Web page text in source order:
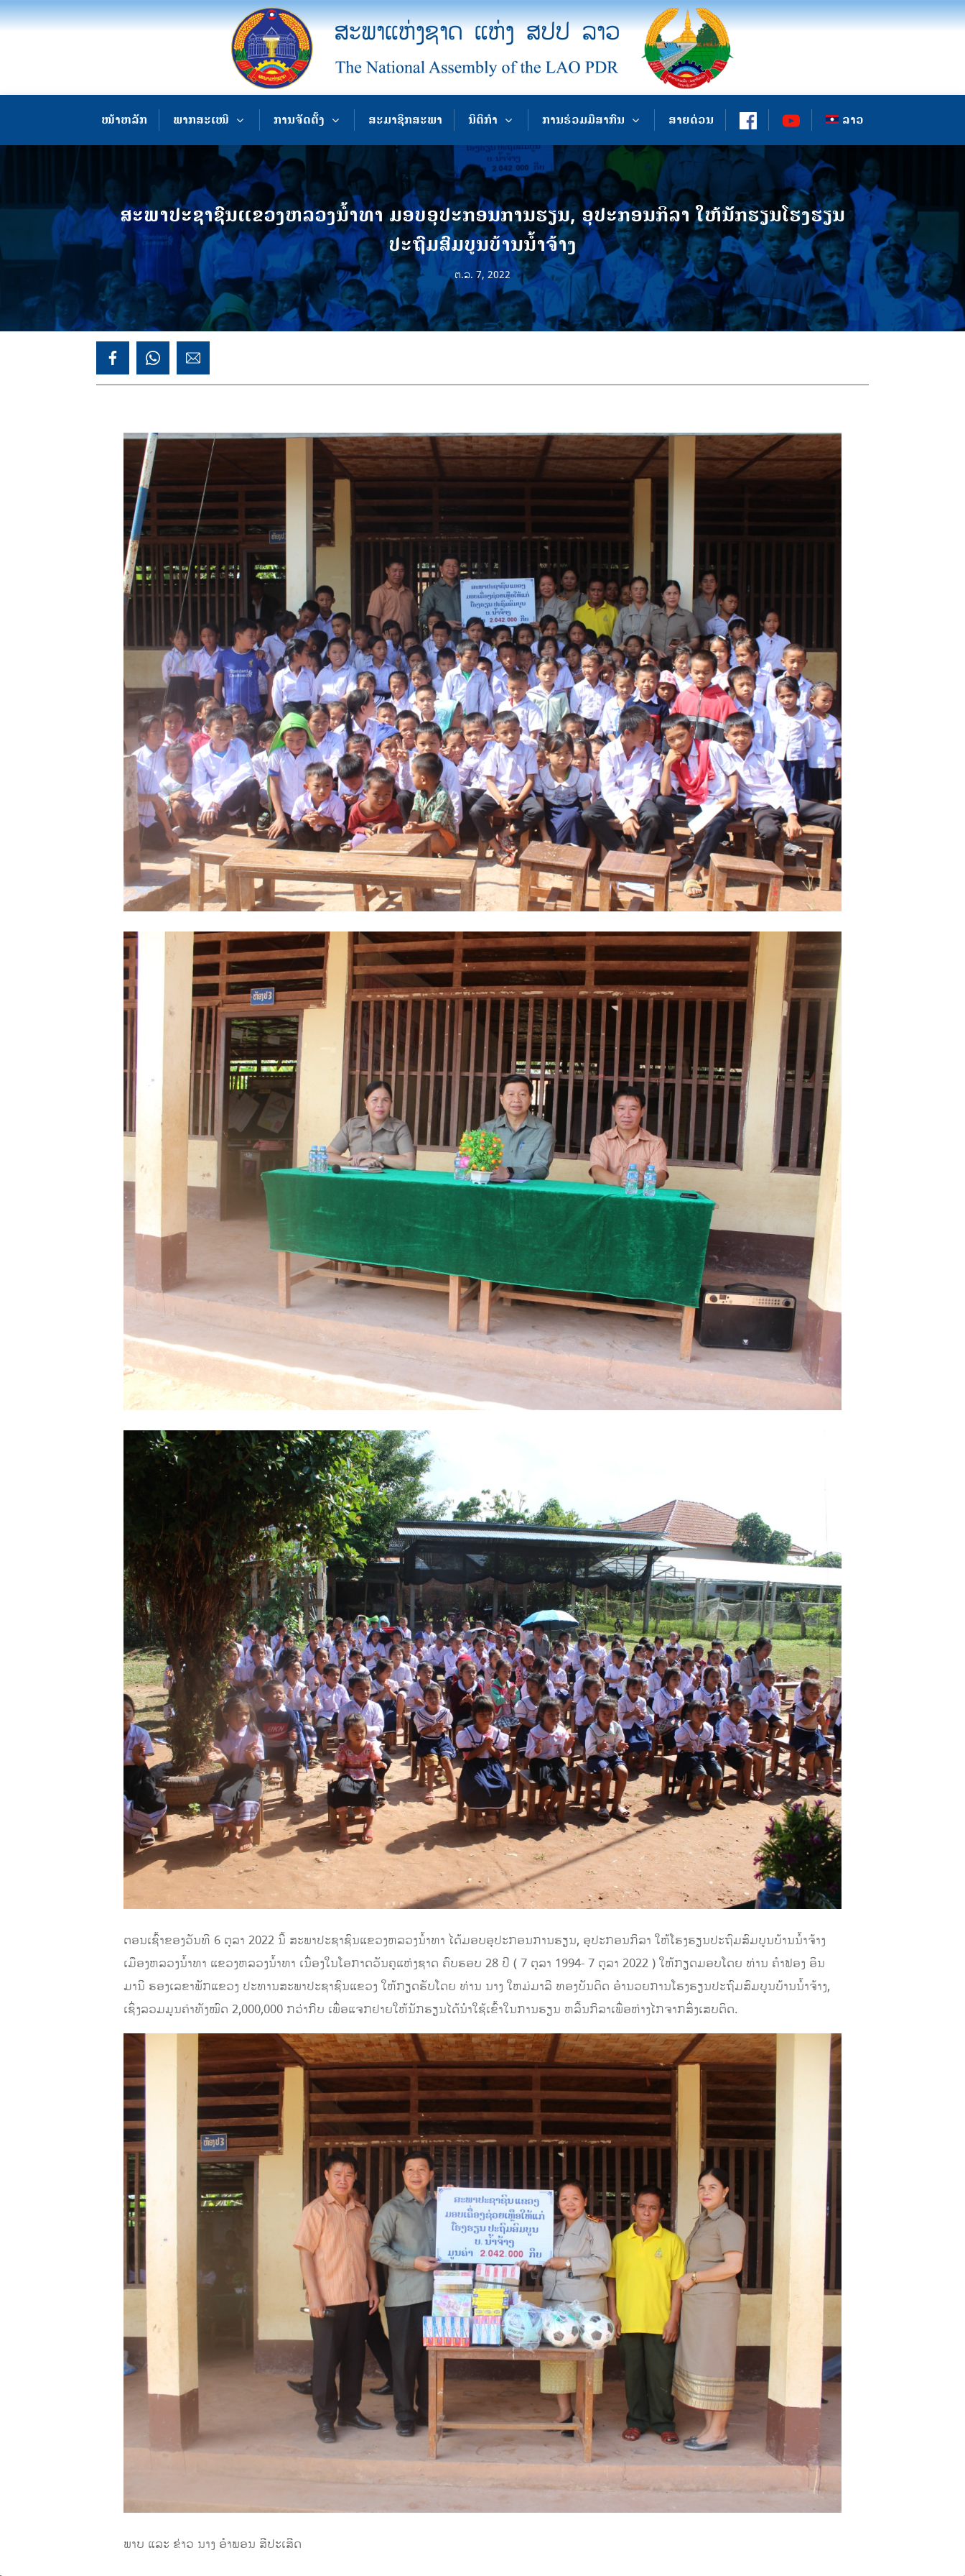
ໜ້າຫລັກ ພາກສະເໜີ ການຈັດຕັ້ງ ສະມາຊິກສະພາ ນິຕິກຳ ການຮ່ວມມືສາກົນ ສາຍດ່ວນ ລາວ
ສະພາປະຊາຊົນແຂວງຫລວງນໍ້າທາ ມອບອຸປະກອນການຮຽນ, ອຸປະກອນກິລາ ໃຫ້ນັກຮຽນໂຮງຮຽນ
ປະຖົມສົມບູນບ້ານນ້ຳຈ້າງ
ຕ.ລ. 7, 2022
ຕອນເຊົ້າຂອງວັນທີ 6 ຕຸລາ 2022 ນີ້ ສະພາປະຊາຊົນແຂວງຫລວງນໍ້າທາ ໄດ້ມອບອຸປະກອນການຮຽນ, ອຸປະກອນກິລາ ໃຫ້ໂຮງຮຽນປະຖົມສົມບູນບ້ານນໍ້າຈ້າງ
ເມືອງຫລວງນໍ້າທາ ແຂວງຫລວງນໍ້າທາ ເນື່ອງໃນໂອກາດວັນຄູແຫ່ງຊາດ ຄົບຮອບ 28 ປີ ( 7 ຕຸລາ 1994- 7 ຕຸລາ 2022 ) ໃຫ້ກຽດມອບໂດຍ ທ່ານ ຄໍາຟອງ ອິນ
ມານີ ຮອງເລຂາພັກແຂວງ ປະທານສະພາປະຊາຊົນແຂວງ ໃຫ້ກຽດຮັບໂດຍ ທ່ານ ນາງ ໃຫມ່ມາລີ ທອງບັນດິດ ອຳນວຍການໂຮງຮຽນປະຖົມສົມບູນບ້ານນ້ຳຈ້າງ,
ເຊິ່ງລວມມູນຄ່າທັງໝົດ 2,000,000 ກວ່າກີບ ເພື່ອແຈກຢາຍໃຫ້ນັກຮຽນໄດ້ນຳໃຊ້ເຂົ້າໃນການຮຽນ ຫລີ້ນກິລາເພື່ອຫ່າງໄກຈາກສິ່ງເສບຕິດ.
ພາບ ແລະ ຂ່າວ ນາງ ອຳພອນ ສີປະເສີດ